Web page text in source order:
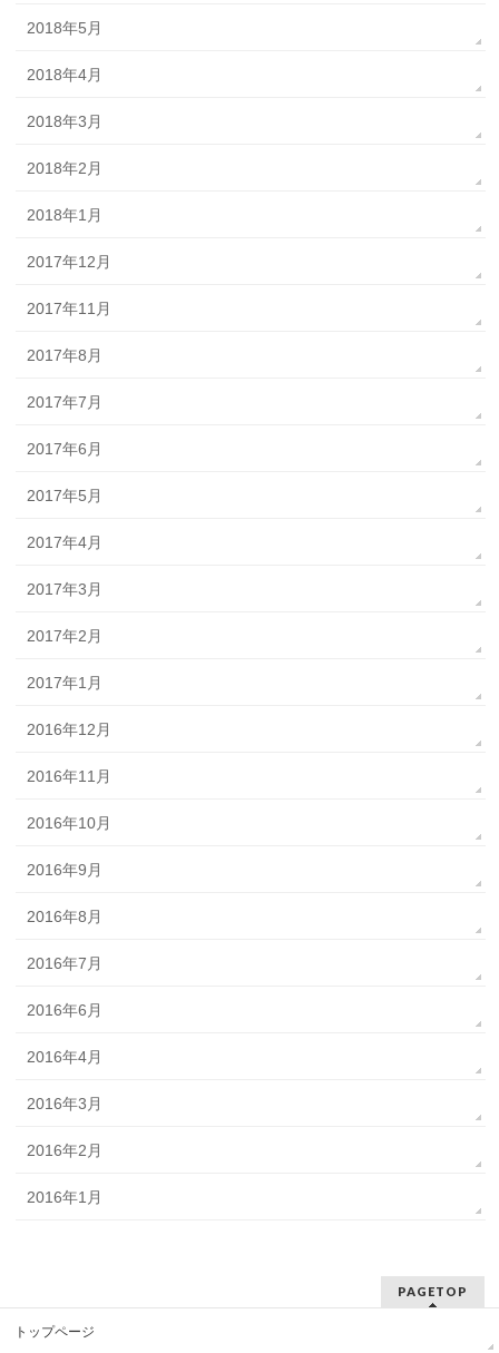
2018年5月
2018年4月
2018年3月
2018年2月
2018年1月
2017年12月
2017年11月
2017年8月
2017年7月
2017年6月
2017年5月
2017年4月
2017年3月
2017年2月
2017年1月
2016年12月
2016年11月
2016年10月
2016年9月
2016年8月
2016年7月
2016年6月
2016年4月
2016年3月
2016年2月
2016年1月
PAGETOP
トップページ